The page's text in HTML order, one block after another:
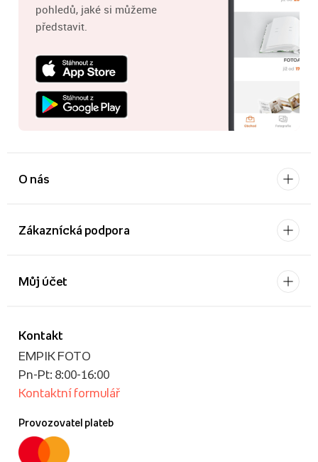
pohledů, jaké si můžeme
představit.
O nás
Zákaznícká podpora
Kontakt
EMPIK FOTO
Pn-Pt: 8:00-16:00
Kontaktní formulář
Provozovatel plateb
Můj účet